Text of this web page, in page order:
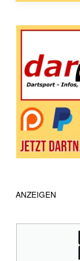
ANZEIGEN